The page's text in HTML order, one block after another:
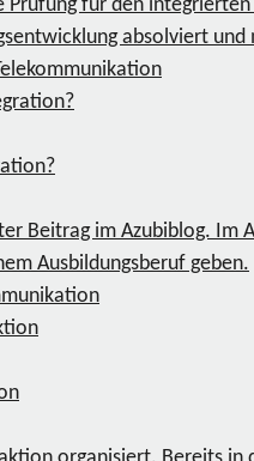
für den
absolviert
Beitrag im Azubiblog. Im
Ausbildungsberuf geben.